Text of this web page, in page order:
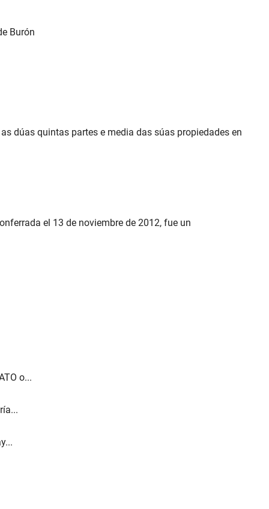
Burón
dúas quintas partes e media das súas propiedades en
el 13 de noviembre de 2012, fue un
o...